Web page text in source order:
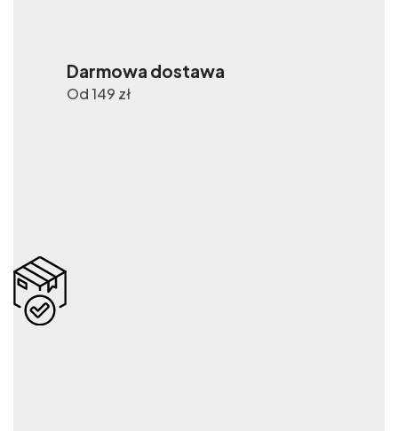
Darmowa dostawa
Od 149 zł